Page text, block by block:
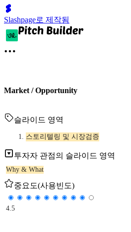
Slashpage로 제작됨
Market / Opportunity
슬라이드 영역
스토리텔링 및 시장검증
투자자 관점의 슬라이드 영역
Why & What
중요도(사용빈도)
4.5